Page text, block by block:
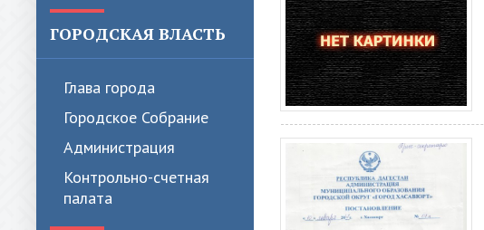
ГОРОДСКАЯ ВЛАСТЬ
Глава города
Городское Собрание
Администрация
Контрольно-счетная
палата